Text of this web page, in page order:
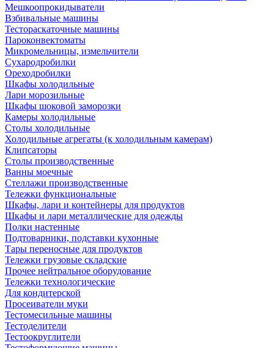
Мешкоопрокидыватели
Взбивальные машины
Тестораскаточные машины
Пароконвектоматы
Микромельницы, измельчители
Сухародробилки
Ореходробилки
Шкафы холодильные
Лари морозильные
Шкафы шоковой заморозки
Камеры холодильные
Столы холодильные
Холодильные агрегаты (к холодильным камерам)
Клипсаторы
Столы производственные
Ванны моечные
Стеллажи производственные
Тележки функциональные
Шкафы, лари и контейнеры для продуктов
Шкафы и лари металлические для одежды
Полки настенные
Подтоварники, подставки кухонные
Тары переносные для продуктов
Тележки грузовые складские
Прочее нейтральное оборудование
Тележки технологические
Для кондитерской
Просеиватели муки
Тестомесильные машины
Тестоделители
Тестоокруглители